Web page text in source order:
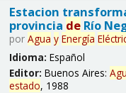
Estacion
provincia deRío
por Agua y Energía
Idioma: Español
Editor: Buenos Aires:
estado, 1988